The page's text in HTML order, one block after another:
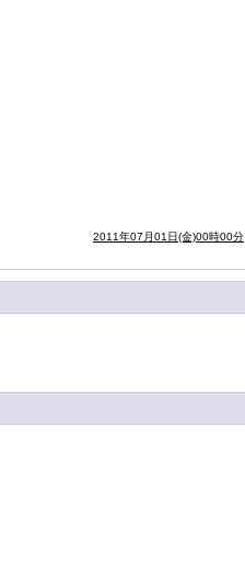
2011年07月01日(金)00時00分